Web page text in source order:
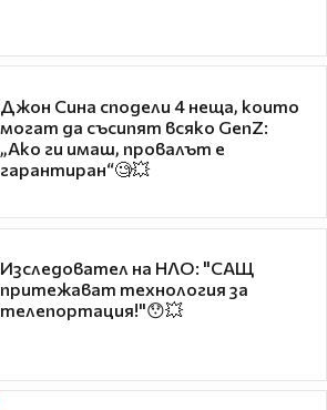
Джон Сина сподели 4 неща, които
могат да съсипят всяко GenZ:
„Ако ги имаш, провалът е
гарантиран“🧐💥
Изследовател на НЛО: "САЩ
притежават технология за
телепортация!"😯💥